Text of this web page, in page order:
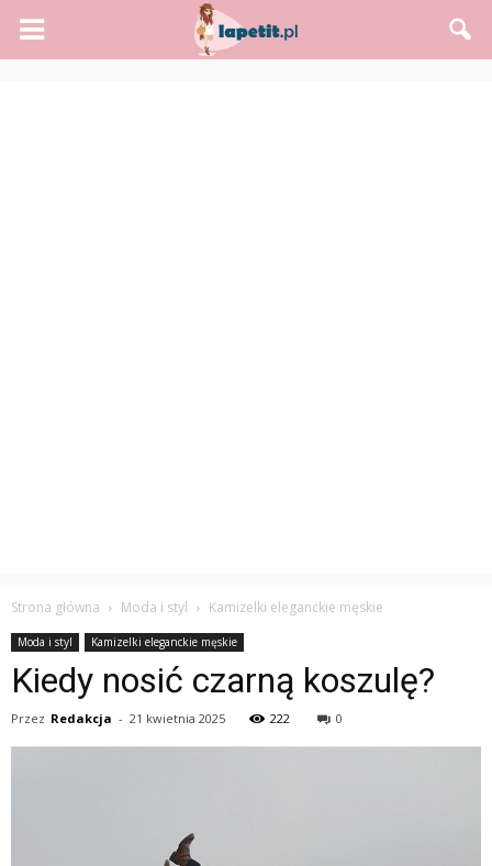
Strona główna Moda i styl Kamizelki eleganckie męskie
Moda i styl Kamizelki eleganckie męskie
Kiedy nosić czarną koszulę?
Przez Redakcja - 21 kwietnia 2025 222 0